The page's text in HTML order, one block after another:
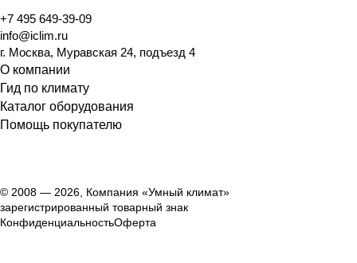
+7 495 649-39-09
info@iclim.ru
г. Москва, Муравская 24, подъезд 4
О компании
Гид по климату
Каталог оборудования
Помощь покупателю
© 2008 — 2026, Компания «Умный климат»
зарегистрированный товарный знак
КонфиденциальностьОферта